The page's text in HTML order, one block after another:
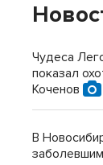
Чудеса
показал
Коченов
В